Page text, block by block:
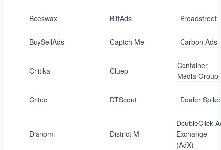
Beeswax BittAds Broadstreet
BuySellAds Captch Me Carbon Ads
Chitika Cluep
Container
Media Group
Criteo DTScout Dealer Spike
Dianomi District M
DoubleClick
Exchange
(AdX)